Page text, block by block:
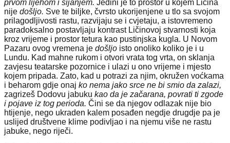
prvom lijehom i sijanjem. Jedini je to prostor u kojem Ličina
nije došljo. Sve te biljke, čvrsto ukorijenjene u tlo sa svojom
prilagodljivosti rastu, razvijaju se i cvjetaju, a istovremeno
paradoksalno postavljaju kontrast Ličinovoj stvarnosti koja
kroz vrijeme i prostor tetura kao pustinjska kugla. U Novom
Pazaru ovog vremena je došljo isto onoliko koliko je i u
Lundu. Kad mahne rukom i otvori vrata tog vrta, on sklanja
zavjesu teatarske pozornice i ulazi u ono vrijeme i mjesto
kojem pripada. Zato, kad u potrazi za njim, okružen voćkama
i beharom gdje onaj ko nema jako srce ne bi smio da zalazi,
zagrizeš Dodovu jabuku kao da je začarana, povrati ti zgode
i pojave iz tog perioda. Čini se da njegov odlazak nije bio
htijenje, nego ukraden kalem posađen negdje drugdje pa je
uslijed društvene klime podivljao i na njemu više ne rastu
jabuke, nego riječi.